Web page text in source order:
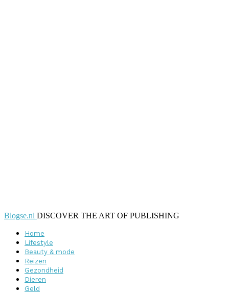
Blogse.nl DISCOVER THE ART OF PUBLISHING
Home
Lifestyle
Beauty & mode
Reizen
Gezondheid
Dieren
Geld